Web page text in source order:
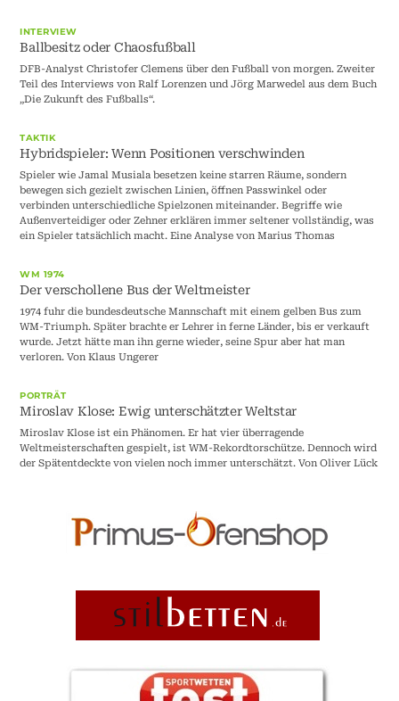
INTERVIEW
Ballbesitz oder Chaosfußball
DFB-Analyst Christofer Clemens über den Fußball von morgen. Zweiter
Teil des Interviews von Ralf Lorenzen und Jörg Marwedel aus dem Buch
„Die Zukunft des Fußballs“.
TAKTIK
Hybridspieler: Wenn Positionen verschwinden
Spieler wie Jamal Musiala besetzen keine starren Räume, sondern
bewegen sich gezielt zwischen Linien, öffnen Passwinkel oder
verbinden unterschiedliche Spielzonen miteinander. Begriffe wie
Außenverteidiger oder Zehner erklären immer seltener vollständig, was
ein Spieler tatsächlich macht. Eine Analyse von Marius Thomas
WM 1974
Der verschollene Bus der Weltmeister
1974 fuhr die bundesdeutsche Mannschaft mit einem gelben Bus zum
WM-Triumph. Später brachte er Lehrer in ferne Länder, bis er verkauft
wurde. Jetzt hätte man ihn gerne wieder, seine Spur aber hat man
verloren. Von Klaus Ungerer
PORTRÄT
Miroslav Klose: Ewig unterschätzter Weltstar
Miroslav Klose ist ein Phänomen. Er hat vier überragende
Weltmeisterschaften gespielt, ist WM-Rekordtorschütze. Dennoch wird
der Spätentdeckte von vielen noch immer unterschätzt. Von Oliver Lück